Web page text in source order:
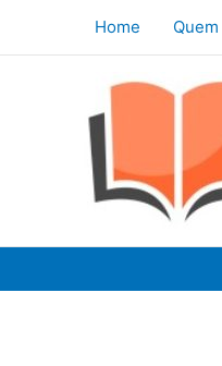
Home